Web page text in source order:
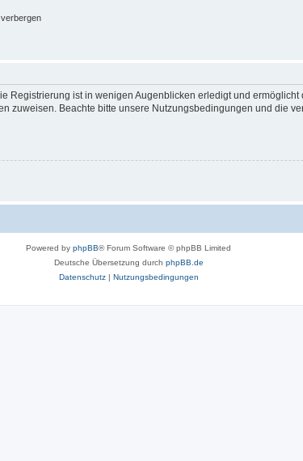
Registrierung ist in wenigen Augenblicken erledigt und
zuweisen. Beachte bitte unsere Nutzungsbedingungen und die
Powered by phpBB® Forum Software © phpBB Limited
Deutsche Übersetzung durch phpBB.de
Datenschutz| Nutzungsbedingungen